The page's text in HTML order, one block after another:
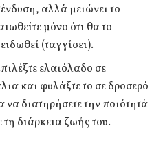
αλλά μειώνει το
μόνο ότι θα το
(ταγγίσει).
ελαιόλαδο σε
και φυλάξτε το σε δροσερό
να διατηρήσετε την ποιότητά
τη διάρκεια ζωής του.